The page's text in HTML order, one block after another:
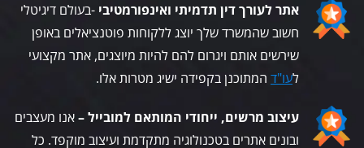
אתר לעורך דין תדמיתי ואינפורמטיבי -בעולם דיגיטלי
חשוב שהמשרד שלך יוצג ללקוחות פוטנציאלים באופן
שירשים אותם ויגרום להם להיות מיוצגים, אתר מקצועי
לעו"ד המתוכנן בקפידה ישיג מטרות אלו.
עיצוב מרשים, ייחודי המותאם למובייל –אנו מעצבים
ובונים אתרים בטכנולוגיה מתקדמת ועיצוב מוקפד. כל